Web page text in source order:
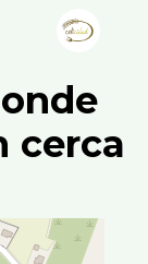
cerca